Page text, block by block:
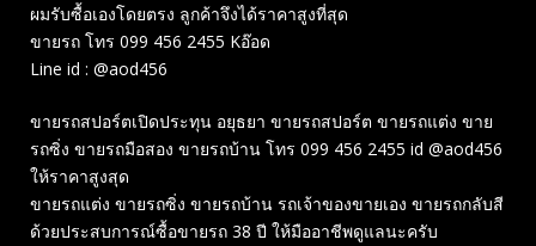
ผมรับซื้อเองโดยตรง ลูกค้าจึงได้ราคาสูงที่สุด
ขายรถ โทร 099 456 2455 Kอ๊อด
Line id : @aod456
ขายรถสปอร์ตเปิดประทุน อยุธยา ขายรถสปอร์ต ขายรถแต่ง ขาย
รถซิ่ง ขายรถมือสอง ขายรถบ้าน โทร 099 456 2455 id @aod456
ให้ราคาสูงสุด
ขายรถแต่ง ขายรถซิ่ง ขายรถบ้าน รถเจ้าของขายเอง ขายรถกลับสี
ด้วยประสบการณ์ซื้อขายรถ 38 ปี ให้มืออาชีพดูแลนะครับ